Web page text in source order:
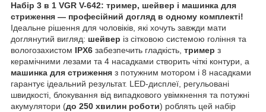
Набір 3 в 1 VGR V-642: тример, шейвер і машинка для
стриження — професійний догляд в одному комплекті!
Ідеальне рішення для чоловіків, які хочуть завжди мати
доглянутий вигляд: шейвер із сітковою системою гоління та
вологозахистом IPX6 забезпечить гладкість, тример з
керамічними лезами та 4 насадками створить чіткі контури, а
машинка для стриження з потужним мотором і 8 насадками
гарантує ідеальний результат. LED-дисплеї, регульовані
швидкості, блокування від випадкового увімкнення та потужні
акумулятори (до 250 хвилин роботи) роблять цей набір